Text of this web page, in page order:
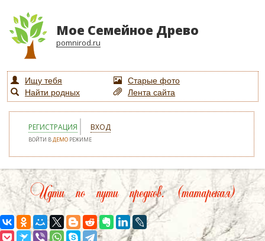
Мое Семейное Древо
pomnirod.ru
Ищу тебя
Старые фото
Найти родных
Лента сайта
РЕГИСТРАЦИЯ ВХОД
ВОЙТИ ВДЕМО РЕЖИМЕ
Идти по пути предков. (татарская)